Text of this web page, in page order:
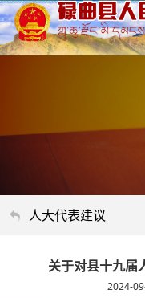
人大代表建议
关于对县十九届
2024-